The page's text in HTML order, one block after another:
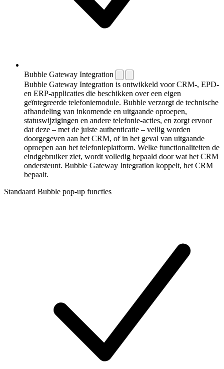
Bubble Gateway Integration
Bubble Gateway Integration is ontwikkeld voor CRM-, EPD-
en ERP-applicaties die beschikken over een eigen
geïntegreerde telefoniemodule. Bubble verzorgt de technische
afhandeling van inkomende en uitgaande oproepen,
statuswijzigingen en andere telefonie-acties, en zorgt ervoor
dat deze – met de juiste authenticatie – veilig worden
doorgegeven aan het CRM, of in het geval van uitgaande
oproepen aan het telefonieplatform. Welke functionaliteiten de
eindgebruiker ziet, wordt volledig bepaald door wat het CRM
ondersteunt. Bubble Gateway Integration koppelt, het CRM
bepaalt.
Standaard Bubble pop-up functies